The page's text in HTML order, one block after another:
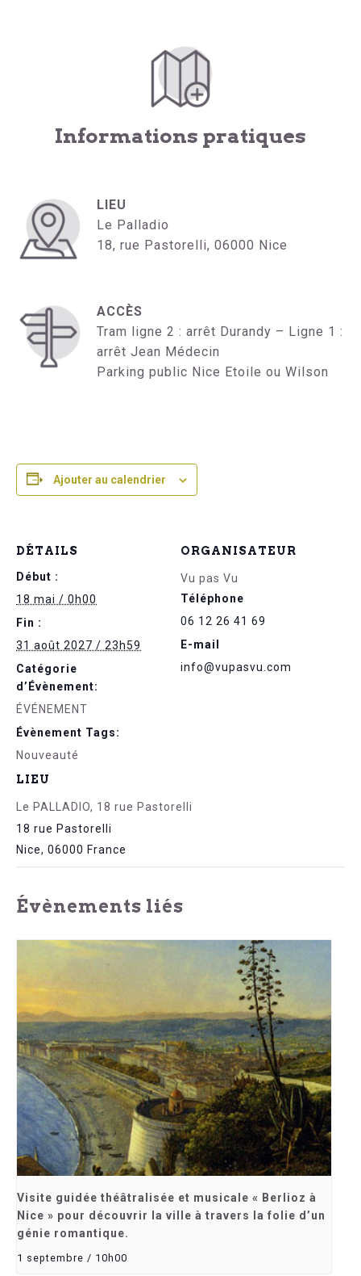
Informations pratiques
LIEU
Le Palladio
18, rue Pastorelli, 06000 Nice
ACCÈS
Tram ligne 2 : arrêt Durandy – Ligne 1 :
arrêt Jean Médecin
Parking public Nice Etoile ou Wilson
Ajouter au calendrier
DÉTAILS
Début :
18 mai / 0h00
Fin :
31 août 2027 / 23h59
Catégorie
d’Évènement:
ÉVÉNEMENT
Évènement Tags:
Nouveauté
LIEU
Le PALLADIO, 18 rue Pastorelli
18 rue Pastorelli
Nice, 06000 France
ORGANISATEUR
Vu pas Vu
Téléphone
06 12 26 41 69
E-mail
info@vupasvu.com
Évènements liés
Visite guidée théâtralisée et musicale « Berlioz à
Nice » pour découvrir la ville à travers la folie d’un
génie romantique.
1 septembre / 10h00